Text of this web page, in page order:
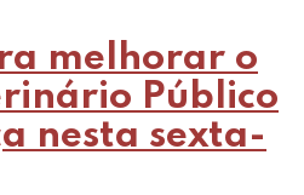
melhorar o
Público
nesta sexta-